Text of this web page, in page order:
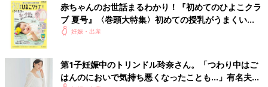
赤ちゃんのお世話まるわかり！『初めてのひよこクラ
ブ 夏号』〈巻頭大特集〉初めての授乳がうまくい
く！ おっぱい・ミルクの基本と夏のトラブル 解決テ
妊娠・出産
第1子妊娠中のトリンドル玲奈さん。「つわり中はご
はんのにおいで気持ち悪くなったことも…」有名夫婦